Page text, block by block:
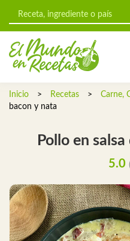
Inicio > Recetas > Carne,
bacon y nata
Pollo en
5.0